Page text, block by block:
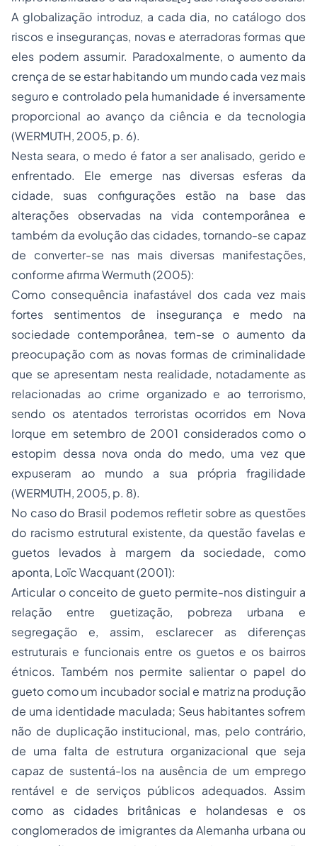
A globalização introduz, a cada dia, no catálogo dos
riscos e inseguranças, novas e aterradoras formas que
eles podem assumir. Paradoxalmente, o aumento da
crença de se estar habitando um mundo cada vez mais
seguro e controlado pela humanidade é inversamente
proporcional ao avanço da ciência e da tecnologia
(WERMUTH, 2005, p. 6).
Nesta seara, o medo é fator a ser analisado, gerido e
enfrentado. Ele emerge nas diversas esferas da
cidade, suas configurações estão na base das
alterações observadas na vida contemporânea e
também da evolução das cidades, tornando-se capaz
de converter-se nas mais diversas manifestações,
conforme afirma Wermuth (2005):
Como consequência inafastável dos cada vez mais
fortes sentimentos de insegurança e medo na
sociedade contemporânea, tem-se o aumento da
preocupação com as novas formas de criminalidade
que se apresentam nesta realidade, notadamente as
relacionadas ao crime organizado e ao terrorismo,
sendo os atentados terroristas ocorridos em Nova
Iorque em setembro de 2001 considerados como o
estopim dessa nova onda do medo, uma vez que
expuseram ao mundo a sua própria fragilidade
(WERMUTH, 2005, p. 8).
No caso do Brasil podemos refletir sobre as questões
do racismo estrutural existente, da questão favelas e
guetos levados à margem da sociedade, como
aponta, Loïc Wacquant (2001):
Articular o conceito de gueto permite-nos distinguir a
relação entre guetização, pobreza urbana e
segregação e, assim, esclarecer as diferenças
estruturais e funcionais entre os guetos e os bairros
étnicos. Também nos permite salientar o papel do
gueto como um incubador social e matriz na produção
de uma identidade maculada; Seus habitantes sofrem
não de duplicação institucional, mas, pelo contrário,
de uma falta de estrutura organizacional que seja
capaz de sustentá-los na ausência de um emprego
rentável e de serviços públicos adequados. Assim
como as cidades britânicas e holandesas e os
conglomerados de imigrantes da Alemanha urbana ou